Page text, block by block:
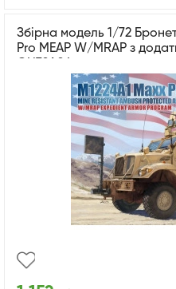
Збірна модель 1/72
Pro MEAP W/MRAP з